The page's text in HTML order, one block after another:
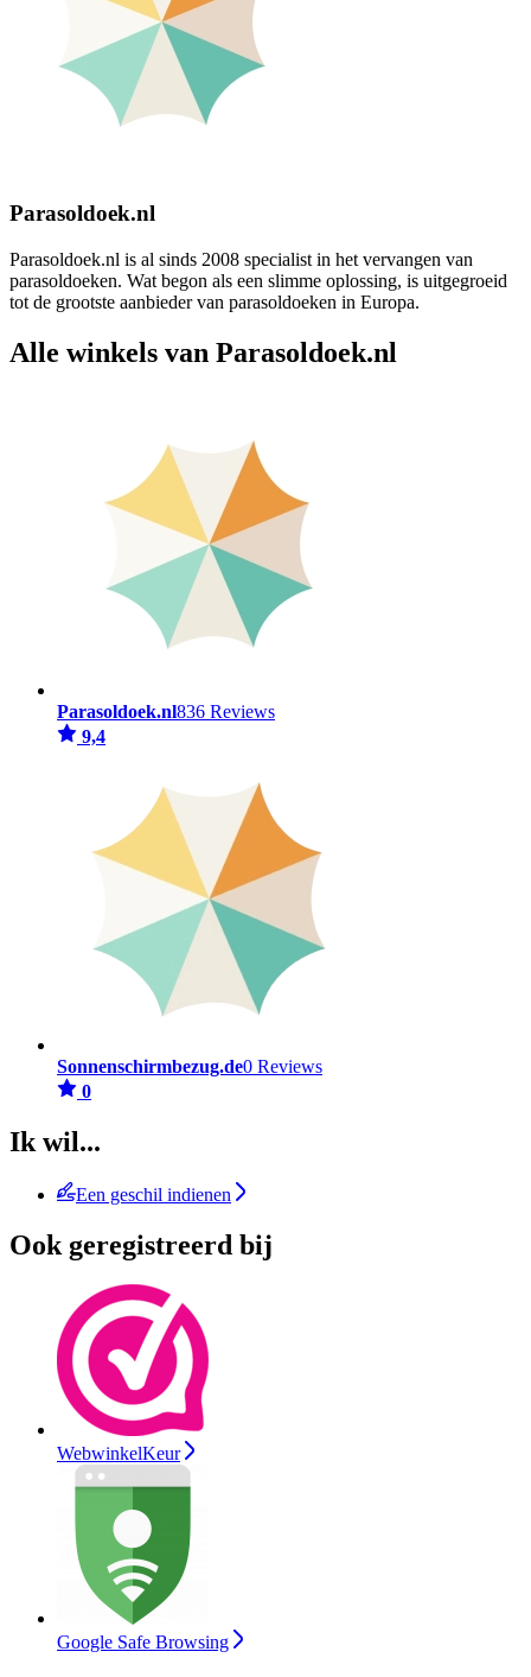
Parasoldoek.nl
Parasoldoek.nl is al sinds 2008 specialist in het vervangen van
parasoldoeken. Wat begon als een slimme oplossing, is uitgegroeid
tot de grootste aanbieder van parasoldoeken in Europa.
Alle winkels van Parasoldoek.nl
Parasoldoek.nl836 Reviews
9,4
Sonnenschirmbezug.de0 Reviews
0
Ik wil...
Een geschil indienen
Ook geregistreerd bij
WebwinkelKeur
Google Safe Browsing